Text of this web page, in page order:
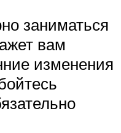
заниматься
вам
изменения